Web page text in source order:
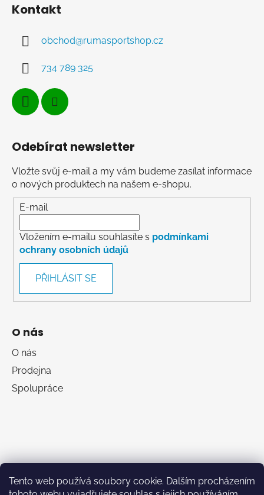
Tento web používá soubory cookie. Dalším procházením
Kontakt
obchod@rumasportshop.cz
734 789 325
Odebírat newsletter
Vložte svůj e-mail a my vám budeme zasílat informace
o nových produktech na našem e-shopu.
E-mail
Vložením e-mailu souhlasíte s podmínkami
ochrany osobních údajů
PŘIHLÁSIT SE
O nás
O nás
Prodejna
Spolupráce